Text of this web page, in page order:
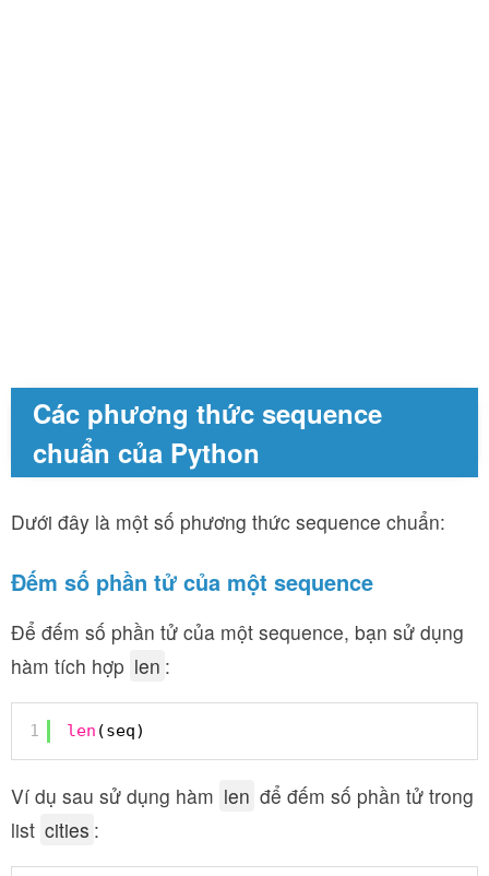
Các phương thức sequence
chuẩn của Python
Dưới đây là một số phương thức sequence chuẩn:
Đếm số phần tử của một sequence
Để đếm số phần tử của một sequence, bạn sử dụng
hàm tích hợp len :
1 len (seq)
Ví dụ sau sử dụng hàm len để đếm số phần tử trong
list cities :